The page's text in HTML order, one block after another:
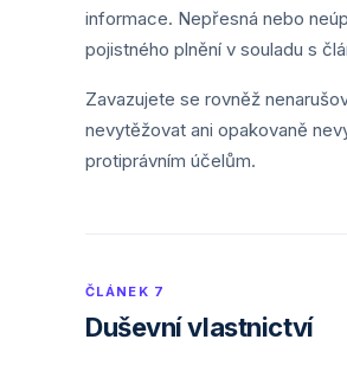
informace. Nepřesná nebo
pojistného plnění v souladu s
Zavazujete se rovněž
nevytěžovat ani opakovaně
protiprávním účelům.
ČLÁNEK 7
Duševní vlastnictví